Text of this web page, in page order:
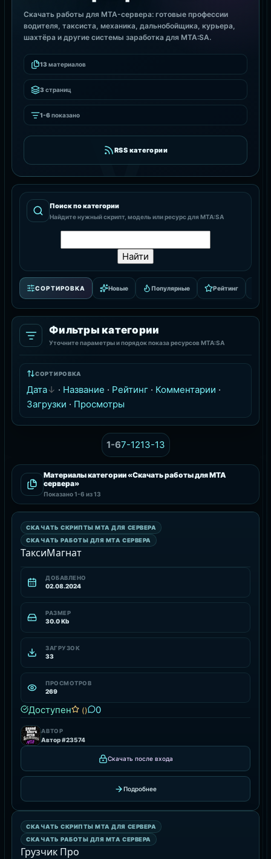
Скачать работы для MTA-сервера: готовые профессии
водителя, таксиста, механика, дальнобойщика, курьера,
шахтёра и другие системы заработка для MTA:SA.
13материалов
3страниц
1-6показано
RSS категории
Поиск по категории
Найдите нужный скрипт, модель или ресурс для MTA:SA
СОРТИРОВКА Новые Популярные Рейтинг
Фильтры категории
Уточните параметры и порядок показа ресурсов MTA:SA
СОРТИРОВКА
Дата · Название · Рейтинг · Комментарии ·
Загрузки · Просмотры
1-67-1213-13
Материалы категории «Скачать работы для MTA
сервера»
Показано1-6 из 13
РЕСУРС
СКАЧАТЬ РАБОТЫ ДЛЯ MTA СЕРВЕРА
СКАЧАТЬ СКРИПТЫ MTA ДЛЯ СЕРВЕРА
СКАЧАТЬ РАБОТЫ ДЛЯ MTA СЕРВЕРА
ТаксиМагнат
ДОБАВЛЕНО
02.08.2024
РАЗМЕР
30.0 Kb
ЗАГРУЗОК
33
ПРОСМОТРОВ
269
Доступен () 0
АВТОР
Автор #23574
Скачать после входа
Подробнее
РЕСУРС
СКАЧАТЬ РАБОТЫ ДЛЯ MTA СЕРВЕРА
СКАЧАТЬ СКРИПТЫ MTA ДЛЯ СЕРВЕРА
СКАЧАТЬ РАБОТЫ ДЛЯ MTA СЕРВЕРА
Грузчик Про